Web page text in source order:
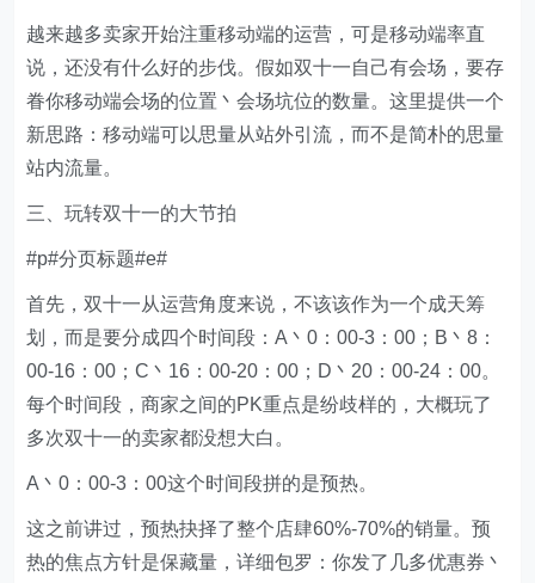
越来越多卖家开始注重移动端的运营，可是移动端率直
说，还没有什么好的步伐。假如双十一自己有会场，要存
眷你移动端会场的位置丶会场坑位的数量。这里提供一个
新思路：移动端可以思量从站外引流，而不是简朴的思量
站内流量。
三、玩转双十一的大节拍
#p#分页标题#e#
首先，双十一从运营角度来说，不该该作为一个成天筹
划，而是要分成四个时间段：A丶0：00-3：00；B丶8：
00-16：00；C丶16：00-20：00；D丶20：00-24：00。
每个时间段，商家之间的PK重点是纷歧样的，大概玩了
多次双十一的卖家都没想大白。
A丶0：00-3：00这个时间段拼的是预热。
这之前讲过，预热抉择了整个店肆60%-70%的销量。预
热的焦点方针是保藏量，详细包罗：你发了几多优惠券丶